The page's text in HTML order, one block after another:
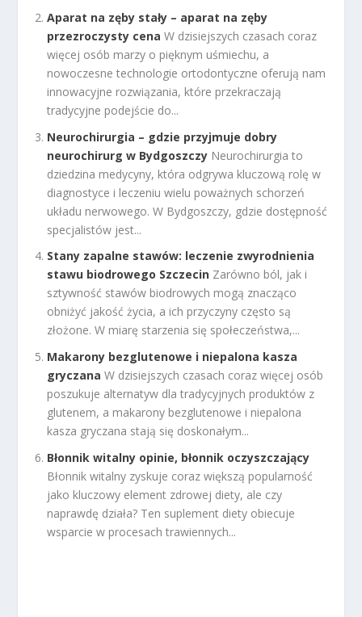
Aparat na zęby stały – aparat na zęby
przezroczysty cena W dzisiejszych czasach coraz
więcej osób marzy o pięknym uśmiechu, a
nowoczesne technologie ortodontyczne oferują nam
innowacyjne rozwiązania, które przekraczają
tradycyjne podejście do...
Neurochirurgia – gdzie przyjmuje dobry
neurochirurg w Bydgoszczy Neurochirurgia to
dziedzina medycyny, która odgrywa kluczową rolę w
diagnostyce i leczeniu wielu poważnych schorzeń
układu nerwowego. W Bydgoszczy, gdzie dostępność
specjalistów jest...
Stany zapalne stawów: leczenie zwyrodnienia
stawu biodrowego Szczecin Zarówno ból, jak i
sztywność stawów biodrowych mogą znacząco
obniżyć jakość życia, a ich przyczyny często są
złożone. W miarę starzenia się społeczeństwa,...
Makarony bezglutenowe i niepalona kasza
gryczana W dzisiejszych czasach coraz więcej osób
poszukuje alternatyw dla tradycyjnych produktów z
glutenem, a makarony bezglutenowe i niepalona
kasza gryczana stają się doskonałym...
Błonnik witalny opinie, błonnik oczyszczający
Błonnik witalny zyskuje coraz większą popularność
jako kluczowy element zdrowej diety, ale czy
naprawdę działa? Ten suplement diety obiecuje
wsparcie w procesach trawiennych...